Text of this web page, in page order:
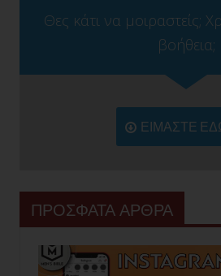
Θες κάτι να μοιραστείς;
βοήθεια;
ΕΙΜΑΣΤΕ
ΠΡΟΣΦΑΤΑ ΑΡΘΡΑ